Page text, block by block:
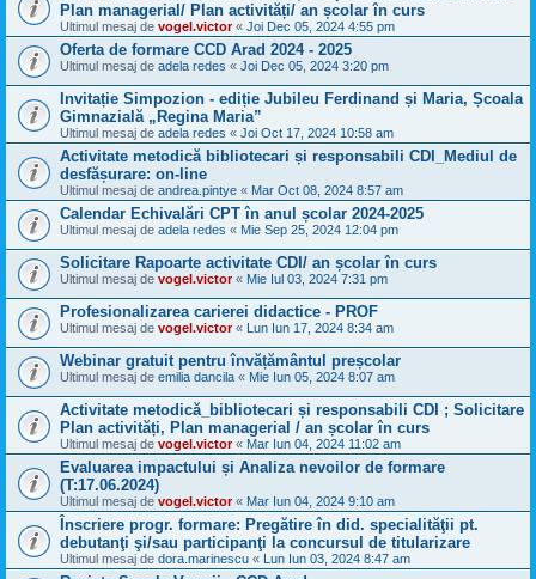
Plan managerial/ Plan activități/ an școlar în curs
Ultimul mesaj de vogel.victor« Joi Dec 05, 2024 4:55 pm
Oferta de formare CCD Arad 2024 - 2025
Ultimul mesaj de adela redes « Joi Dec 05, 2024 3:20 pm
Invitație Simpozion - ediție Jubileu Ferdinand și Maria, Școala
Gimnazială „Regina Maria”
Ultimul mesaj de adela redes « Joi Oct 17, 2024 10:58 am
Activitate metodică bibliotecari și responsabili CDI_Mediul de
desfășurare: on-line
Ultimul mesaj de andrea.pintye « Mar Oct 08, 2024 8:57 am
Calendar Echivalări CPT în anul școlar 2024-2025
Ultimul mesaj de adela redes « Mie Sep 25, 2024 12:04 pm
Solicitare Rapoarte activitate CDI/ an școlar în curs
Ultimul mesaj de vogel.victor« Mie Iul 03, 2024 7:31 pm
Profesionalizarea carierei didactice - PROF
Ultimul mesaj de vogel.victor« Lun Iun 17, 2024 8:34 am
Webinar gratuit pentru învățământul preșcolar
Ultimul mesaj de emilia dancila « Mie Iun 05, 2024 8:07 am
Activitate metodică_bibliotecari și responsabili CDI ; Solicitare
Plan activități, Plan managerial / an școlar în curs
Ultimul mesaj de vogel.victor« Mar Iun 04, 2024 11:02 am
Evaluarea impactului și Analiza nevoilor de formare
(T:17.06.2024)
Ultimul mesaj de vogel.victor« Mar Iun 04, 2024 9:10 am
Înscriere progr. formare: Pregătire în did. specialităţii pt.
debutanţi şi/sau participanţi la concursul de titularizare
Ultimul mesaj de dora.marinescu « Lun Iun 03, 2024 8:47 am